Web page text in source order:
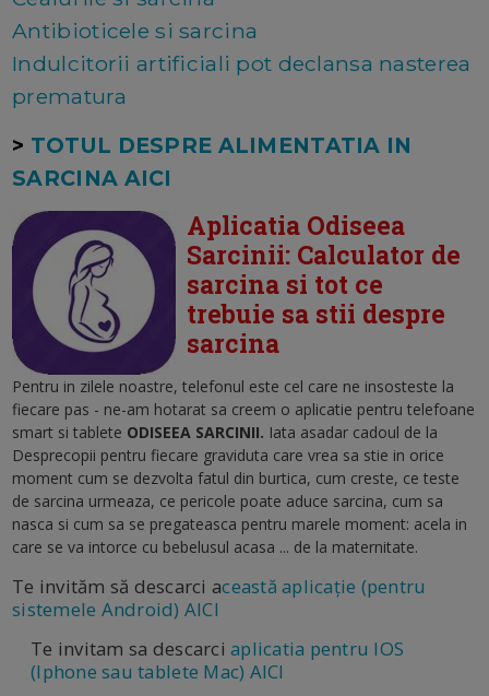
Antibioticele si sarcina
Indulcitorii artificiali pot declansa nasterea
prematura
> TOTUL DESPRE ALIMENTATIA IN
SARCINA AICI
Aplicatia Odiseea
Sarcinii: Calculator de
sarcina si tot ce
trebuie sa stii despre
sarcina
Pentru in zilele noastre, telefonul este cel care ne insosteste la
fiecare pas - ne-am hotarat sa creem o aplicatie pentru telefoane
smart si tablete ODISEEA SARCINII. Iata asadar cadoul de la
Desprecopii pentru fiecare graviduta care vrea sa stie in orice
moment cum se dezvolta fatul din burtica, cum creste, ce teste
de sarcina urmeaza, ce pericole poate aduce sarcina, cum sa
nasca si cum sa se pregateasca pentru marele moment: acela in
care se va intorce cu bebelusul acasa ... de la maternitate.
Te invităm să descarci această aplicație (pentru
sistemele Android) AICI
Te invitam sa descarciaplicatia pentru IOS
(Iphone sau tablete Mac) AICI